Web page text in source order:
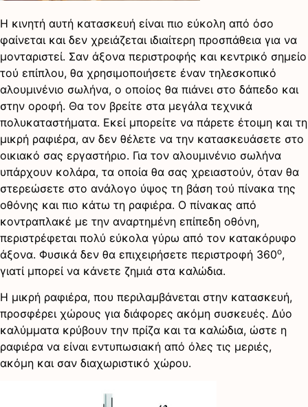
Η κινητή αυτή κατασκευή είναι πιο εύκολη από όσο
φαίνεται και δεν χρειάζεται ιδιαίτερη προσπάθεια για να
μονταριστεί. Σαν άξονα περιστροφής και κεντρικό σημείο
τού επίπλου, θα χρησιμοποιήσετε έναν τηλεσκοπικό
αλουμινένιο σωλήνα, ο οποίος θα πιάνει στο δάπεδο και
στην οροφή. Θα τον βρείτε στα μεγάλα τεχνικά
πολυκαταστήματα. Εκεί μπορείτε να πάρετε έτοιμη και τη
μικρή ραφιέρα, αν δεν θέλετε να την κατασκευάσετε στο
οικιακό σας εργαστήριο. Για τον αλουμινένιο σωλήνα
υπάρχουν κολάρα, τα οποία θα σας χρειαστούν, όταν θα
στερεώσετε στο ανάλογο ύψος τη βάση τού πίνακα της
οθόνης και πιο κάτω τη ραφιέρα. Ο πίνακας από
κοντραπλακέ με την αναρτημένη επίπεδη οθόνη,
περιστρέφεται πολύ εύκολα γύρω από τον κατακόρυφο
άξονα. Φυσικά δεν θα επιχειρήσετε περιστροφή 360ο,
γιατί μπορεί να κάνετε ζημιά στα καλώδια.
Η μικρή ραφιέρα, που περιλαμβάνεται στην κατασκευή,
προσφέρει χώρους για διάφορες ακόμη συσκευές. Δύο
καλύμματα κρύβουν την πρίζα και τα καλώδια, ώστε η
ραφιέρα να είναι εντυπωσιακή από όλες τις μεριές,
ακόμη και σαν διαχωριστικό χώρου.